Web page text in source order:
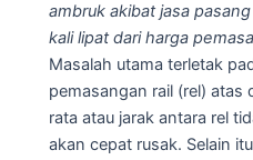
ambruk akibat jasa
kali lipat dari harga
Masalah utama terletak
pemasangan rail (rel) atas
rata atau jarak antara rel
akan cepat rusak. Selain